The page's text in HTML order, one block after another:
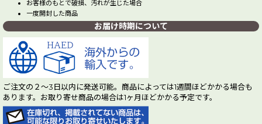
お客様のもとで破損、汚れが生じた場合
一度開封した商品
お届け時期について
ご注文の２～3日以内に発送可能。商品によっては1週間ほどかかる場合も
あります。お取り寄せ商品の場合は1ヶ月ほどかかる予定です。